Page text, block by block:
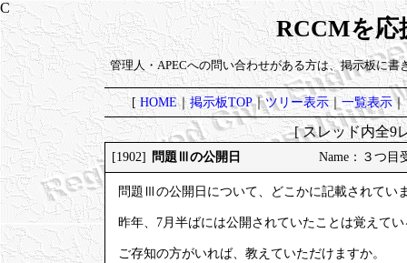
RCCMを応
管理人・APECへの問い合わせがある方は、掲示板に書
[HOME｜掲示板TOP｜ツリー表示｜一覧表示｜
[ スレッド内全
[1902] 問題Ⅲの公開日 Name：３つ目
問題Ⅲの公開日について、どこかに記載されてい
昨年、7月半ばには公開されていたことは覚えて
ご存知の方がいれば、教えていただけますか。